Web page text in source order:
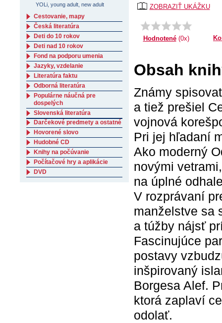
ZOBRAZIŤ UKÁŽKU
Hodnotené(0x)
Obsah
Známy
a tiež prešiel
vojnová
Pri jej hľadaní
Ako moderný
novými
na úplné
V rozprávaní
manželstve sa
a túžby nájsť
Fascinujúce
postavy
inšpirovaný
Borgesa Alef.
ktorá zaplaví
odolať.
YOLi, young adult, new adult
Cestovanie, mapy
Česká literatúra
Deti do 10 rokov
Deti nad 10 rokov
Fond na podporu umenia
Jazyky, vzdelanie
Literatúra faktu
Odborná literatúra
Populárne náučná pre
dospelých
Slovenská literatúra
Darčekové predmety a ostatné
Hovorené slovo
Hudobné CD
Knihy na počúvanie
Počítačové hry a aplikácie
DVD